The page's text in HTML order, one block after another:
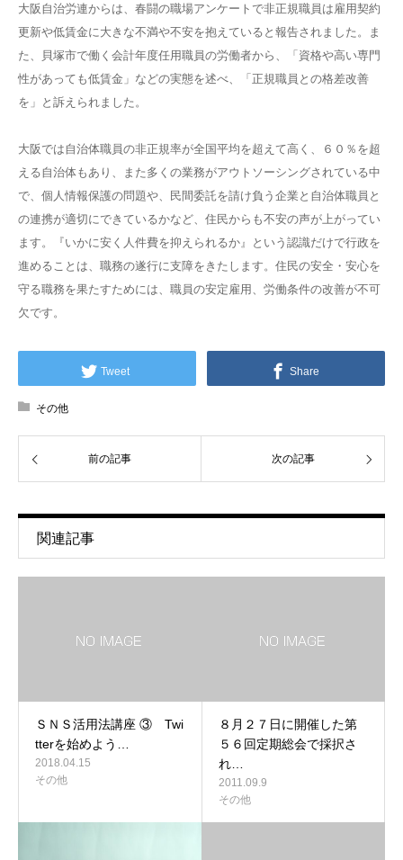
大阪自治労連からは、春闘の職場アンケートで非正規職員は雇用契約
更新や低賃金に大きな不満や不安を抱えていると報告されました。ま
た、貝塚市で働く会計年度任用職員の労働者から、「資格や高い専門
性があっても低賃金」などの実態を述べ、「正規職員との格差改善
を」と訴えられました。
大阪では自治体職員の非正規率が全国平均を超えて高く、６０％を超
える自治体もあり、また多くの業務がアウトソーシングされている中
で、個人情報保護の問題や、民間委託を請け負う企業と自治体職員と
の連携が適切にできているかなど、住民からも不安の声が上がってい
ます。『いかに安く人件費を抑えられるか』という認識だけで行政を
進めることは、職務の遂行に支障をきたします。住民の安全・安心を
守る職務を果たすためには、職員の安定雇用、労働条件の改善が不可
欠です。
Tweet Share
その他
前の記事 次の記事
関連記事
ＳＮＳ活用法講座 ③ Twi
tterを始めよう…
2018.04.15
その他
８月２７日に開催した第
５６回定期総会で採択さ
れ…
2011.09.9
その他